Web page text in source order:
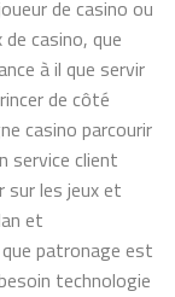
de casino ou
casino, que
à il que servir
de côté
casino parcourir
service client
sur les jeux et
et
patronage est
technologie